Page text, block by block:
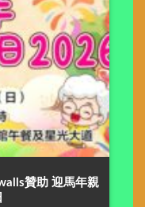
贊助 迎馬年親